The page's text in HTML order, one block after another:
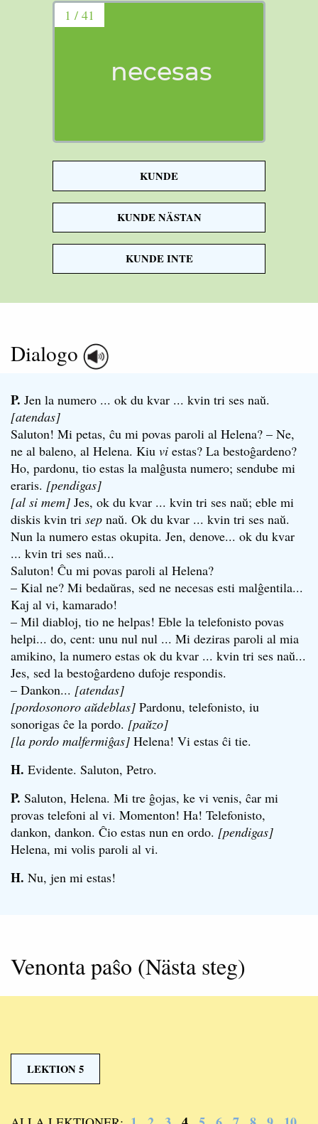
necesas
it is necessary
1 / 41
KUNDE
KUNDE NÄSTAN
KUNDE INTE
Dialogo
P. Jen la numero ... ok du kvar ... kvin tri ses naŭ.
[atendas]
Saluton! Mi petas, ĉu mi povas paroli al Helena? – Ne,
ne al baleno, al Helena. Kiu vi estas? La bestoĝardeno?
Ho, pardonu, tio estas la malĝusta numero; sendube mi
eraris. [pendigas]
[al si mem] Jes, ok du kvar ... kvin tri ses naŭ; eble mi
diskis kvin tri sep naŭ. Ok du kvar ... kvin tri ses naŭ.
Nun la numero estas okupita. Jen, denove... ok du kvar
... kvin tri ses naŭ...
Saluton! Ĉu mi povas paroli al Helena?
– Kial ne? Mi bedaŭras, sed ne necesas esti malĝentila...
Kaj al vi, kamarado!
– Mil diabloj, tio ne helpas! Eble la telefonisto povas
helpi... do, cent: unu nul nul ... Mi deziras paroli al mia
amikino, la numero estas ok du kvar ... kvin tri ses naŭ...
Jes, sed la bestoĝardeno dufoje respondis.
– Dankon... [atendas]
[pordosonoro aŭdeblas] Pardonu, telefonisto, iu
sonorigas ĉe la pordo. [paŭzo]
[la pordo malfermiĝas] Helena! Vi estas ĉi tie.
H. Evidente. Saluton, Petro.
P. Saluton, Helena. Mi tre ĝojas, ke vi venis, ĉar mi
provas telefoni al vi. Momenton! Ha! Telefonisto,
dankon, dankon. Ĉio estas nun en ordo. [pendigas]
Helena, mi volis paroli al vi.
H. Nu, jen mi estas!
Venonta paŝo (Nästa steg)
LEKTION 5